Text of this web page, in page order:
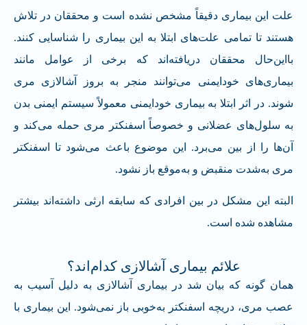
علائم بیماری آشالازی کدام‌اند؟
همان گونه که بیان شد در بیماری آشالازی به دلیل آسیب به
عصب مری، دریچه اسفنکتر به‌خوبی باز نمی‌شود. این بیماری با
علت این بیماری دقیقاً مشخص نشده است و محققان در تلاش
هستند تا تمامی علت‌های ابتلا به این بیماری را شناسایی کنند.
بااین‌حال محققان دریافته‌اند که برخی از عوامل مانند
بیماری‌های خودایمنی می‌توانند منجر به بروز آشالازی مری
شوند. در اثر ابتلا به بیماری خودایمنی معمولاً سیستم ایمنی بدن
به سلول‌های عضلانی و خصوصاً اسفنکتر مری حمله می‌کند و
آن‌ها را از بین می‌برد. این موضوع باعث می‌شود تا اسفنکتر
مری به‌شدت منقبض و به‌موقع باز نشود.
البته این مشکل در بین افرادی که سابقه ارثی داشته‌اند بیشتر
مشاهده شده است.